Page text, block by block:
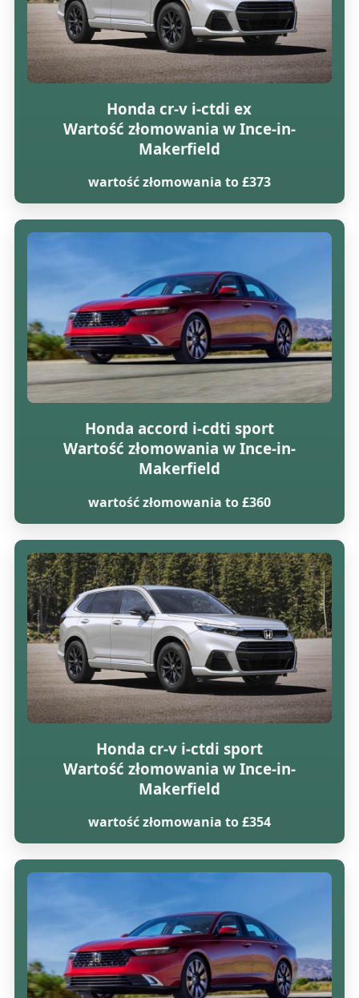
Honda cr-v i-ctdi ex
Wartość złomowania w Ince-in-
Makerfield
wartość złomowania to £373
Honda accord i-cdti sport
Wartość złomowania w Ince-in-
Makerfield
wartość złomowania to £360
Honda cr-v i-ctdi sport
Wartość złomowania w Ince-in-
Makerfield
wartość złomowania to £354